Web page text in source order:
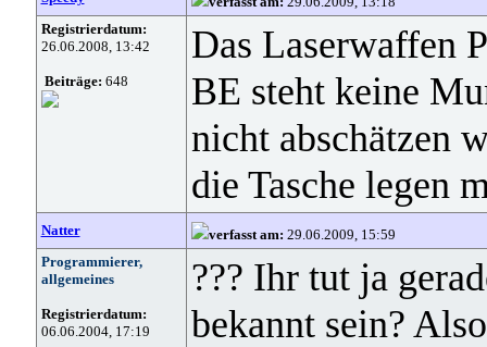
Registrierdatum:
26.06.2008, 13:42
Beiträge: 648
Das Laserwaffen
BE steht keine
nicht abschätzen
die Tasche legen
Natter verfasst am: 29.06.2009, 15:59
Programmierer,
allgemeines
Registrierdatum:
06.06.2004, 17:19
??? Ihr tut ja
bekannt sein?